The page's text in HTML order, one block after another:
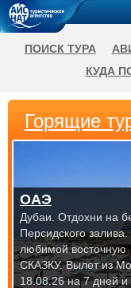
Горящие
ОАЭ
Дубаи. Отдохни на
Персидского
любимой восточную
СКАЗКУ.Вылет из
18.08.26 на 7 дней и
ПОИСК ТУРА
КУДА